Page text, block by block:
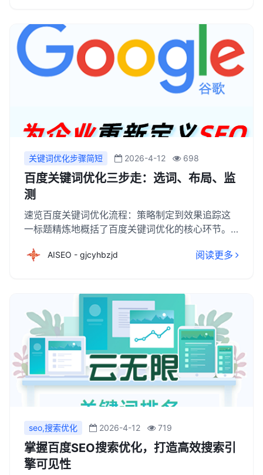
签中合理分布关键词，同时保持内容的自然流畅，
避免过度堆砌。此外，还需关注网站结构、内链建
设及外部链接质量，以全面提升网站权威性和用户
体验。
关键词优化步骤简短 2026-4-12 698
百度关键词优化三步走：选词、布局、监
测
速览百度关键词优化流程：策略制定到效果追踪这
一标题精炼地概括了百度关键词优化的核心环节。
竞争对手分析以及目标用户定位，为优化工作奠定
优化，确保搜索引擎能准确理解并高效收录网站信
息。最后，效果追踪至关重要，通过数据分析工具
监测关键词排名变化、网站流量及转化率等指标，
及时调整优化策略，以持续提升网站在百度搜索结
果中的表现。
AISEO - gjcyhbzjd 阅读更多
seo,搜索优化 2026-4-12 719
掌握百度SEO搜索优化，打造高效搜索引
擎可见性